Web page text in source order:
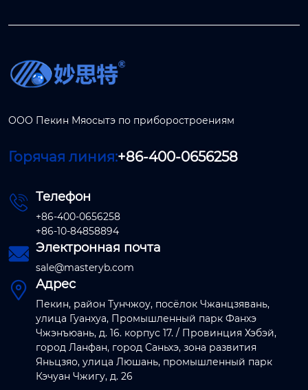
ООО Пекин Мяосытэ по приборостроениям
Горячая линия:+86-400-0656258
 Телефон
+86-400-0656258
+86-10-84858894
 Электронная почта
sale@masteryb.com
 Адрес
Пекин, район Тунчжоу, посёлок Чжанцзявань,
улица Гуанхуа, Промышленный парк Фанхэ
Чжэнъюань, д. 16. корпус 17. / Провинция Хэбэй,
город Ланфан, город Саньхэ, зона развития
Яньцзяо, улица Люшань, промышленный парк
Кэчуан Чжигу, д. 26